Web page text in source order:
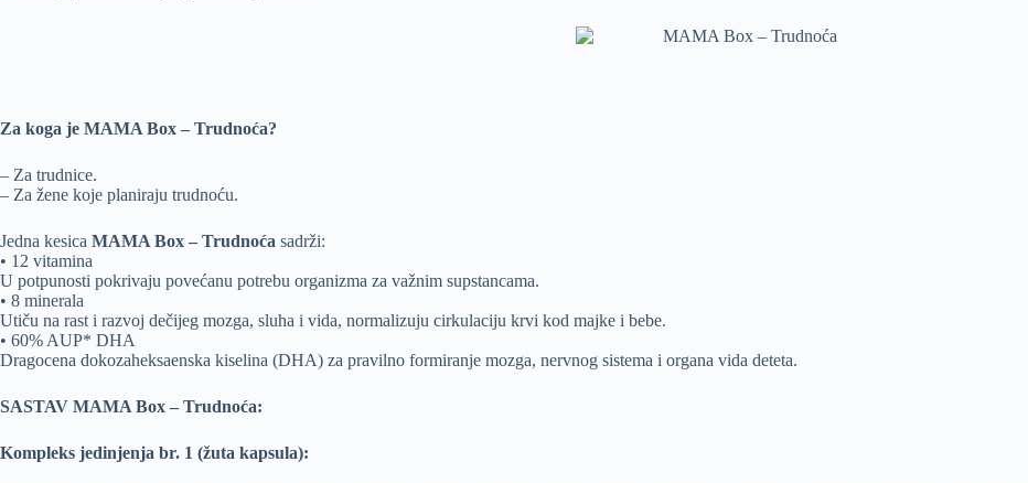
Za koga je MAMA Box – Trudnoća?
– Za trudnice.
– Za žene koje planiraju trudnoću.
Jedna kesica MAMA Box – Trudnoća sadrži:
• 12 vitamina
U potpunosti pokrivaju povećanu potrebu organizma za važnim supstancama.
• 8 minerala
Utiču na rast i razvoj dečijeg mozga, sluha i vida, normalizuju cirkulaciju krvi kod majke i bebe.
• 60% AUP* DHA
Dragocena dokozaheksaenska kiselina (DHA) za pravilno formiranje mozga, nervnog sistema i organa vida deteta.
SASTAV MAMA Box – Trudnoća:
Kompleks jedinjenja br. 1 (žuta kapsula):